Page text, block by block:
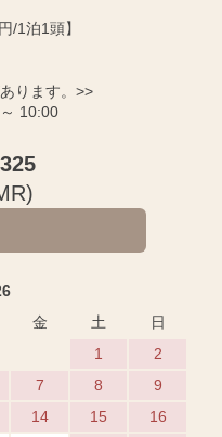
/1泊1頭】
ります。>>
10:00
)
金 土
日
1
2
7 8
9
14 15
16